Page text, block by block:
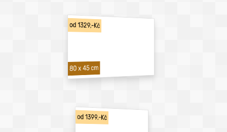
od 1329,-Kč
80 x 45 cm
od 1399,-Kč